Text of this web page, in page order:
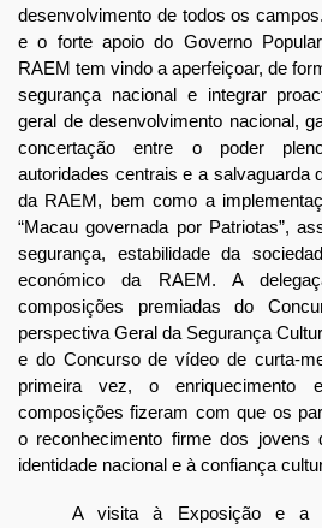
desenvolvimento de todos os
e o forte apoio do Governo
RAEM tem vindo a aperfeiçoar, de
segurança nacional e integrar
geral de desenvolvimento nacional,
concertação entre o poder
autoridades centrais e a salvaguarda
da RAEM, bem como a
“Macau governada por Patriotas”,
segurança, estabilidade da
económico da RAEM. A
composições premiadas do
perspectiva Geral da Segurança
e do Concurso de vídeo de curta-
primeira vez, o enriquecimento
composições fizeram com que os
o reconhecimento firme dos
identidade nacional e à confiança
A visita à Exposição e a